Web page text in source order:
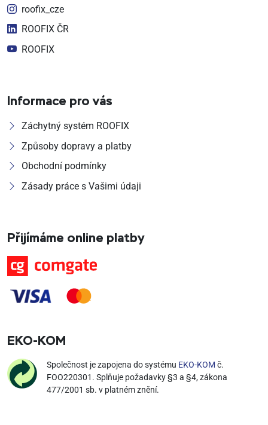
roofix_cze
ROOFIX ČR
ROOFIX
Informace pro vás
Záchytný systém ROOFIX
Způsoby dopravy a platby
Obchodní podmínky
Zásady práce s Vašimi údaji
Přijímáme online platby
EKO‑KOM
Společnost je zapojena do systému EKO-KOM č.
FOO220301. Splňuje požadavky §3 a §4, zákona
477/2001 sb. v platném znění.